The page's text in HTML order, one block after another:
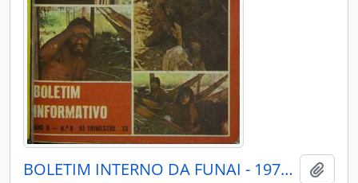
BOLETIM INTERNO DA FUNAI - 1973 - Nº08